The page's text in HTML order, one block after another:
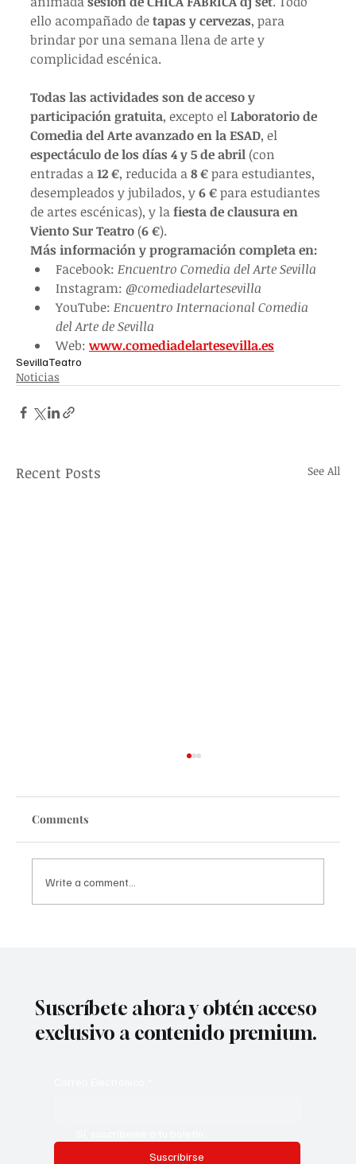
ello acompañado de tapas y cervezas, para
brindar por una semana llena de arte y
complicidad escénica.
Todas las actividades son de acceso y
participación gratuita, excepto el Laboratorio de
Comedia del Arte avanzado en la ESAD, el
espectáculo de los días 4 y 5 de abril (con
entradas a 12 €, reducida a 8 € para estudiantes,
desempleados y jubilados, y 6 € para estudiantes
de artes escénicas), y la fiesta de clausura en
Viento Sur Teatro (6 €).
Más información y programación completa en:
Facebook: Encuentro Comedia del Arte Sevilla
Instagram: @comediadelartesevilla
YouTube: Encuentro Internacional Comedia
del Arte de Sevilla
Web: www.comediadelartesevilla.es
SevillaTeatro
Noticias
Recent Posts See All
Comments
Write a comment...
Suscríbete ahora y obtén acceso
exclusivo a contenido premium.
Suscribirse